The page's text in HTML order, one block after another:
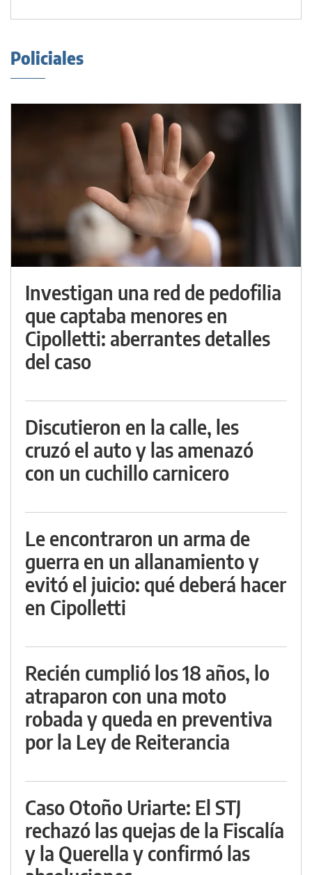
Policiales
Investigan una red de pedofilia
que captaba menores en
Cipolletti: aberrantes detalles
del caso
Discutieron en la calle, les
cruzó el auto y las amenazó
con un cuchillo carnicero
Le encontraron un arma de
guerra en un allanamiento y
evitó el juicio: qué deberá hacer
en Cipolletti
Recién cumplió los 18 años, lo
atraparon con una moto
robada y queda en preventiva
por la Ley de Reiterancia
Caso Otoño Uriarte: El STJ
rechazó las quejas de la Fiscalía
y la Querella y confirmó las